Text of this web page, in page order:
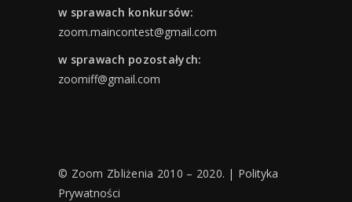
w sprawach konkursów:
zoom.maincontest@gmail.com
w sprawach pozostałych:
zoomiff@gmail.com
© Zoom Zbliżenia 2010 – 2020. | Polityka
Prywatności